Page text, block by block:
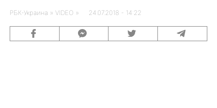
РБК-Украина » VIDEO » 24.07.2018 - 14:22